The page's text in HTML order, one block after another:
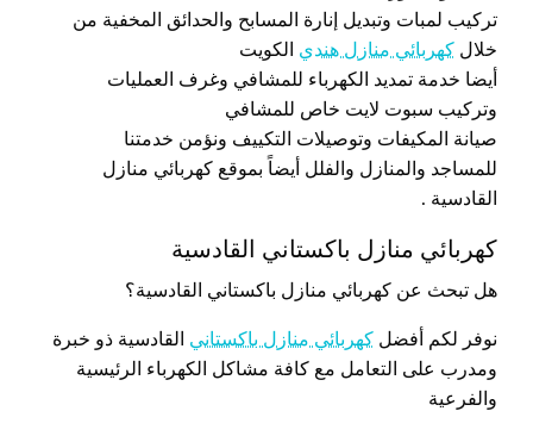
تركيب لمبات وتبديل إنارة المسابح والحدائق المخفية من
خلال كهربائي منازل هندي الكويت
أيضا خدمة تمديد الكهرباء للمشافي وغرف العمليات
وتركيب سبوت لايت خاص للمشافي
صيانة المكيفات وتوصيلات التكييف ونؤمن خدمتنا
للمساجد والمنازل والفلل أيضاً بموقع كهربائي منازل
القادسية .
كهربائي منازل باكستاني القادسية
هل تبحث عن كهربائي منازل باكستاني القادسية؟
نوفر لكم أفضل كهربائي منازل باكستاني القادسية ذو خبرة
ومدرب على التعامل مع كافة مشاكل الكهرباء الرئيسية
والفرعية